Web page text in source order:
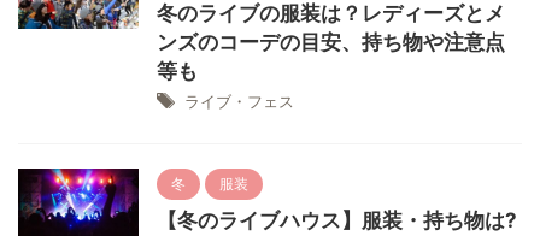
冬のライブの服装は？レディーズとメ
ンズのコーデの目安、持ち物や注意点
等も
ライブ・フェス
冬 服装
【冬のライブハウス】服装・持ち物は?